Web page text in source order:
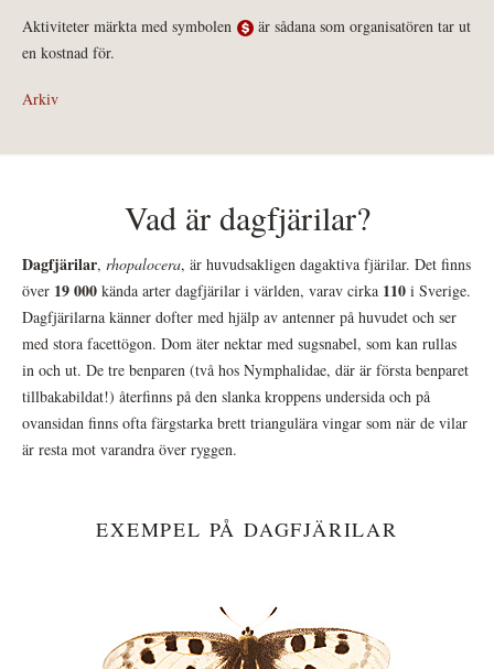
Aktiviteter märkta med symbolen
är sådana som organisatören tar ut
en kostnad för.
Arkiv
Vad är dagfjärilar?
Dagfjärilar, rhopalocera, är huvudsakligen dagaktiva fjärilar. Det finns
över 19 000 kända arter dagfjärilar i världen, varav cirka 110 i Sverige.
Dagfjärilarna känner dofter med hjälp av antenner på huvudet och ser
med stora facettögon. Dom äter nektar med sugsnabel, som kan rullas
in och ut. De tre benparen (två hos Nymphalidae, där är första benparet
tillbakabildat!) återfinns på den slanka kroppens undersida och på
ovansidan finns ofta färgstarka brett triangulära vingar som när de vilar
är resta mot varandra över ryggen.
EXEMPEL PÅ DAGFJÄRILAR